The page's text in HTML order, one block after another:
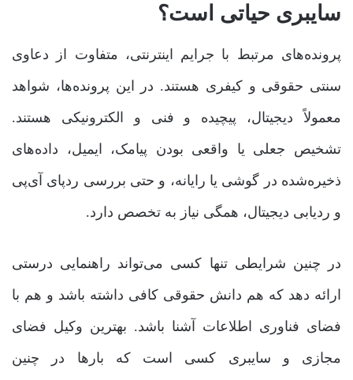
سایبری حیاتی است؟
پرونده‌های مرتبط با جرایم اینترنتی، متفاوت از دعاوی
سنتی حقوقی و کیفری هستند. در این پرونده‌ها، شواهد
معمولاً دیجیتال، پیچیده و فنی و الکترونیکی هستند.
تشخیص جعلی یا واقعی بودن پیامک، ایمیل، داده‌های
ذخیره‌شده در گوشی یا رایانه، و حتی بررسی ردپای آی‌پی
و ردیابی دیجیتال، همگی نیاز به تخصص دارد.
در چنین شرایطی تنها کسی می‌تواند راهنمایی درستی
ارائه دهد که هم دانش حقوقی کافی داشته باشد و هم با
فضای فناوری اطلاعات آشنا باشد. بهترین وکیل فضای
مجازی و سایبری کسی است که بارها در چنین